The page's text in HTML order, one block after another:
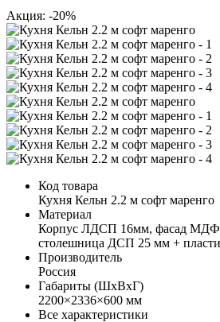
Акция: -20%
Код товара
Кухня Кельн 2.2 м софт маренго
Материал
Корпус ЛДСП 16мм, фасад
столешница ДСП 25 мм +
Производитель
Россия
Габариты (ШхВхГ)
2200×2336×600 мм
Все характеристики